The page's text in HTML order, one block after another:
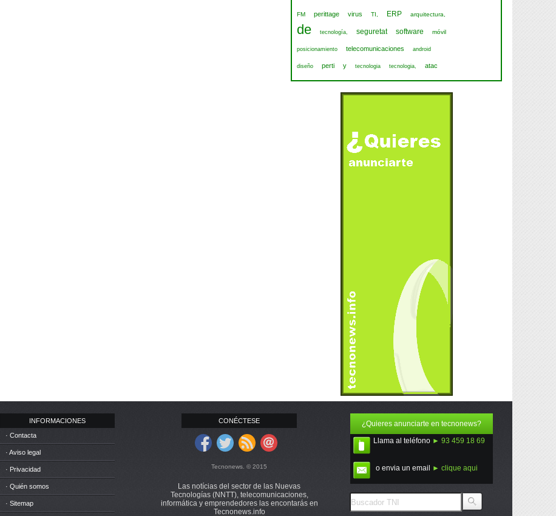
FM perittage virus TI, ERP arquitectura,
de tecnología, seguretat software móvil
posicionamiento telecomunicaciones android
diseño perti y tecnologia tecnologia, atac
INFORMACIONES
· Contacta
· Aviso legal
· Privacidad
· Quién somos
· Sitemap
CONÉCTESE
Tecnonews. © 2015
Las notícias del sector de las Nuevas
Tecnologías (NNTT), telecomunicaciones,
informática y emprendedores las encontarás en
Tecnonews.info
¿Quieres anunciarte en tecnonews?
Llama al teléfono ► 93 459 18 69
o envia un email ► clique aqui